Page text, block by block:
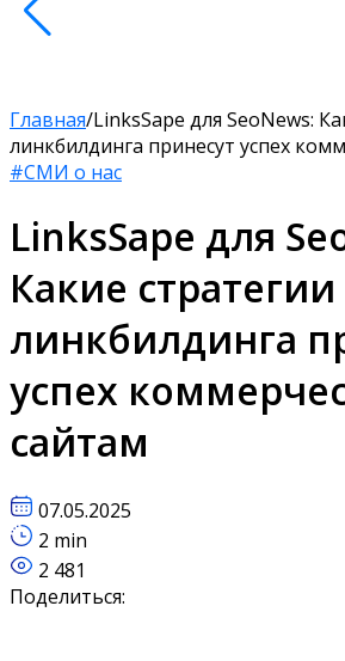
Главная/LinksSape для SeoNews:
линкбилдинга принесут успех
#СМИ о нас
LinksSape для
Какие стратегии
линкбилдинга
успех
сайтам
07.05.2025
2 min
2 481
Поделиться: